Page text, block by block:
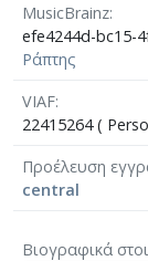
MusicBrainz
efe4244d-bc15-
Ράπτης
VIAF
22415264 (
Προέλευση
central
Βιογραφικά